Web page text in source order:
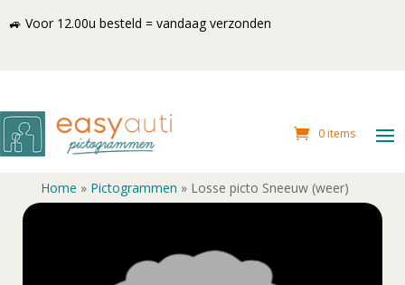
🚙 Voor 12.00u besteld = vandaag verzonden
0 items
Home » Pictogrammen » Losse picto Sneeuw (weer)